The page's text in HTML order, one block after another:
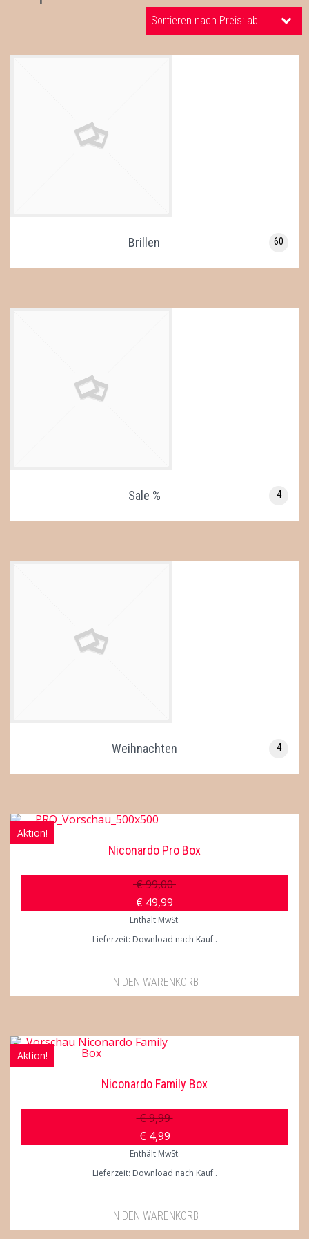
Sortieren nach Preis: absteigend
Brillen 60
Sale % 4
Weihnachten 4
Aktion!
Niconardo Pro Box
€99,00
€ 49,99
Enthält MwSt.
Lieferzeit: Download nach Kauf
IN DEN WARENKORB
Aktion!
Niconardo Family Box
€9,99
€4,99
Enthält MwSt.
Lieferzeit: Download nach Kauf
IN DEN WARENKORB